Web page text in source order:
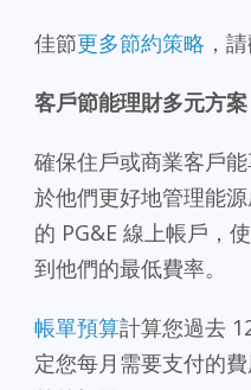
佳節更多節約策略 ，
客戶節能理財多元方案
確保住戶或商業客戶
於他們更好地管理能
的 PG&E 線上帳戶，
到他們的最低費率。
帳單預算計算您過去
定您每月需要支付的